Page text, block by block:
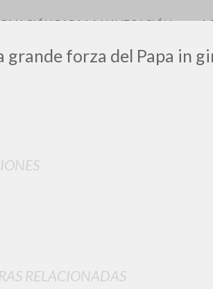
grande forza del Papa in
RELACIONADAS
PARA LA NAVEGACIÓN